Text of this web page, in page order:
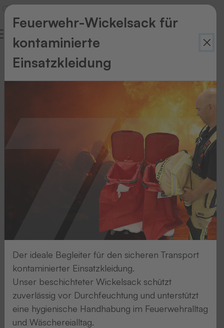
Ablauf
Ihrer
Die
Personalabteilung
Ihre
Unterlagen
Die
Fachabteilung
Feuerwehr-Wickelsack für
kontaminierte
Einsatzkleidung
Der ideale Begleiter für den sicheren Transport
kontaminierter Einsatzkleidung.
Unser beschichteter Wickelsack schützt
zuverlässig vor Durchfeuchtung und unterstützt
eine hygienische Handhabung im Feuerwehralltag
und Wäschereialltag.